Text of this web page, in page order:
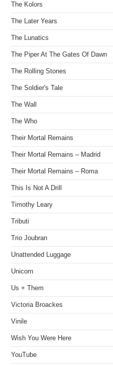
The Kolors
The Later Years
The Lunatics
The Piper At The Gates Of Dawn
The Rolling Stones
The Soldier's Tale
The Wall
The Who
Their Mortal Remains
Their Mortal Remains – Madrid
Their Mortal Remains – Roma
This Is Not A Drill
Timothy Leary
Tributi
Trio Joubran
Unattended Luggage
Unicorn
Us + Them
Victoria Broackes
Vinile
Wish You Were Here
YouTube